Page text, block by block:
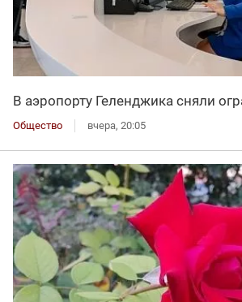
В аэропорту Геленджика сняли
Общество вчера, 20:05